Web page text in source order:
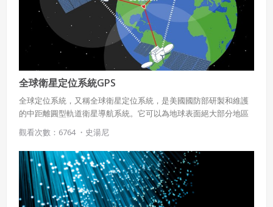
全球衛星定位系統GPS
全球定位系統，又稱全球衛星定位系統，是美國國防部研製和維護
的中距離圓型軌道衛星導航系統。它可以為地球表面絕大部分地區
統可滿足位於全球任何地方或近地空間的軍事用戶連續精確的三維
位置、三維運動和時間的需要。該系統包括太空中的24顆GPS衛
星、地面上1個主控站、3個數據注入站和5個監測站及作為用戶端的
GPS接收機。最少只需其中3顆衛星，就能迅速確定用戶端在地球上
所處的位置及海拔高度，收聯接到的衛星數越多，解碼出來的位置
就越精確。
觀看次數：6764 ・ 史湯尼